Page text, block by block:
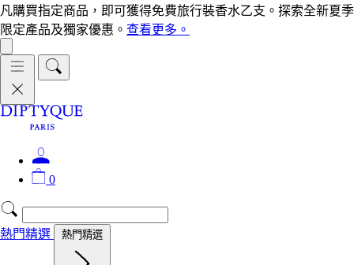
凡購買指定商品，即可獲得免費旅行裝香水乙支。探索全新夏季
限定產品及獨家優惠。 查看更多。
0
熱門精選 熱門精選